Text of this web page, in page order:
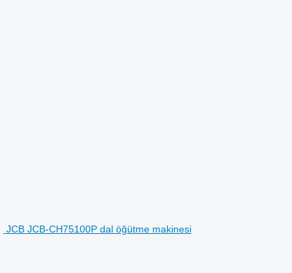
JCB JCB-CH75100P dal öğütme makinesi